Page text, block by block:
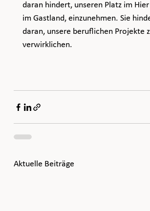
daran hindert, unseren Platz im
im Gastland, einzunehmen. Sie
daran, unsere beruflichen Projekte
verwirklichen.
Aktuelle Beiträge